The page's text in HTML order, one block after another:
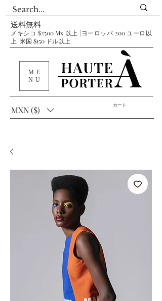
送料無料
メキシコ $2500 Mx 以上 |ヨーロッパ 200 ユーロ以
上 |米国 $150 ドル以上
カート
ME
NU
MXN ($)